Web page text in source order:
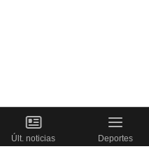
Últ. noticias Deportes